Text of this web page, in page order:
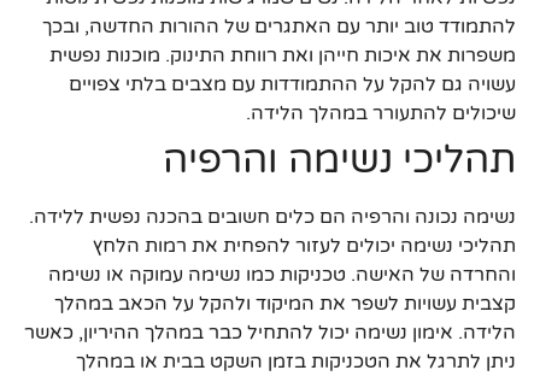
להתמודד טוב יותר עם האתגרים של ההורות החדשה, ובכך
משפרות את איכות חייהן ואת רווחת התינוק. מוכנות נפשית
עשויה גם להקל על ההתמודדות עם מצבים בלתי צפויים
שיכולים להתעורר במהלך הלידה.
תהליכי נשימה והרפיה
נשימה נכונה והרפיה הם כלים חשובים בהכנה נפשית ללידה.
תהליכי נשימה יכולים לעזור להפחית את רמות הלחץ
והחרדה של האישה. טכניקות כמו נשימה עמוקה או נשימה
קצבית עשויות לשפר את המיקוד ולהקל על הכאב במהלך
הלידה. אימון נשימה יכול להתחיל כבר במהלך ההיריון, כאשר
ניתן לתרגל את הטכניקות בזמן השקט בבית או במהלך